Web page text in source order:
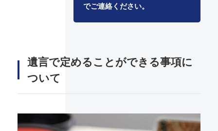
でご連絡ください。
遺言で定めることができる事項に
ついて